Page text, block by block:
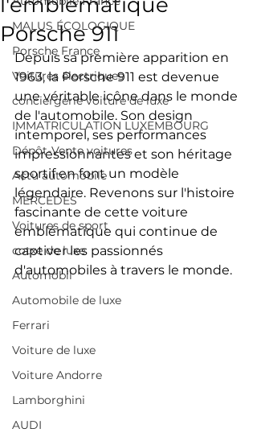
MALUS ÉCOLOGIQUE
Porsche France
Voitures électriques
conciergerie voiture de luxe
IMMATRICULATION LUXEMBOURG
Dépôt-Vente voitures
Actu automobile
MERCEDES
Voitures de sport
cotxe de luxe
Automòbil
Automobile de luxe
Ferrari
Voiture de luxe
Voiture Andorre
Lamborghini
AUDI
Porsche 911
Depuis sa première apparition en
1963, la Porsche 911 est devenue
une véritable icône dans le monde
de l'automobile. Son design
intemporel, ses performances
impressionnantes et son héritage
sportif en font un modèle
légendaire. Revenons sur l'histoire
fascinante de cette voiture
emblématique qui continue de
captiver les passionnés
d'automobiles à travers le monde.